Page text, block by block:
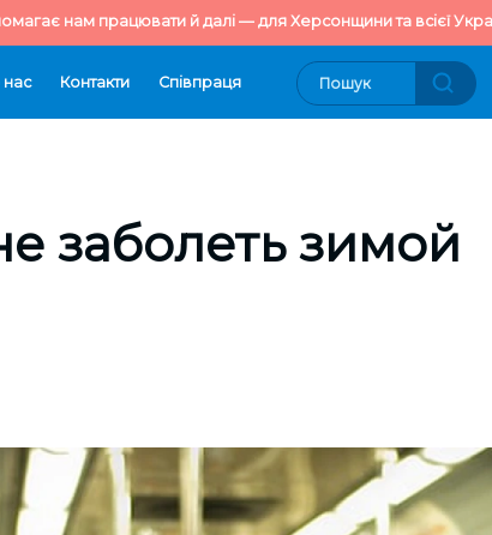
нам працювати й далі — для Херсонщини та всієї
Контакти Cпівпраця
заболеть зимой